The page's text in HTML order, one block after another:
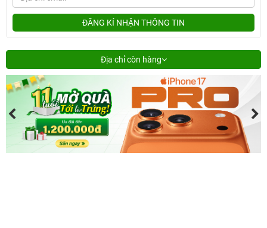
ĐĂNG KÍ NHẬN THÔNG TIN
Địa chỉ còn hàng